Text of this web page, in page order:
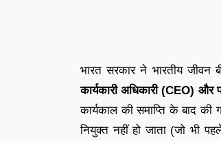
भारत सरकार ने भारतीय जीवन
कार्यकारी अधिकारी (CEO)
कार्यकाल की समाप्ति के बाद की
नियुक्त नहीं हो जाता (जो भी